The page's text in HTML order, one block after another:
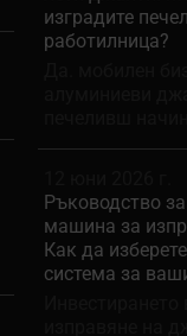
изградите
работилница?
Ръководство
машина за
Как да
система за